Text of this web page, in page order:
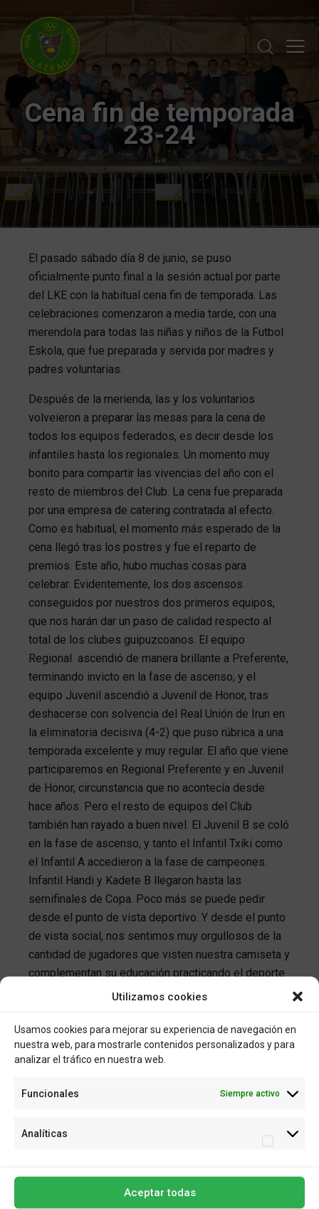
Utilizamos cookies
Usamos cookies para mejorar su experiencia de navegación en
nuestra web, para mostrarle contenidos personalizados y para
analizar el tráfico en nuestra web.
Funcionales Siempre activo
Analíticas
Aceptar todas
Cena fin de temporada
23-24
El pasado sábado día 8 de junio, se puso
oficialmente punto final a la sesión actual por parte
del LKE con la habitual cena fin de temporada. Las
celebraciones comenzaron a media tarde, con una
merendola para todas las niñas y niños de la Futbol
Eskola, que fue preparada y servida por madres y
padres voluntarias.
Después de la merienda, las y los voluntarios
volveieron a preparar las mesas para la cena de
todos los equipos federados, es decir desde los
infantiles hasta los regionales. Un momento muy
bonito para compartir las vivencias del año con el
resto de miembros del Club. La cena fue preparada
por una empresa de catering contratada al efecto.
Como es habitual, el momento más esperado de la
cena llegó tras los postres y fue el reparto de
premios. Este año, hubo muchas cosas para
celebrar. Evidentemente, los dos ascensos
conseguidos por nuestros dos primeros equipos,
que nos harán dar un paso de calidad respecto al
total de los clubes guipuzcoanos. El equipo
Regional ascendió de manera brillante a Preferente,
terminando invicto en la fase de ascenso, y el
equipo Juvenil ascendió a Juvenil de Honor, tras
deshacerse con solvencia del Real Unión de Irun en
la eliminatoria decisiva (4-2) que puso rúbrica a una
temporada excelente y muy regular. El año que viene
participaremos en Regional Preferente y en Juvenil
de Honor, circunstancia que no acontecía desde
hace años. Pero el resto de equipos del Club
también han rayado a buen nivel. El Juvenil B se coló
en la fase de ascenso, y tanto el Infantil Txiki como
el Infantil A accedieron a la fase de campeones.
Infantil Handi y Kadete B llegaron hasta las
semifinales de Copa. Poco más se puede pedir
desde el punto de vista deportivo. Y desde el punto
de vista social, nos sentimos muy orgullosos de la
cantidad de jugadores que visten nuestra camiseta y
complementan su educación practicando el deporte
Asamblea de socios
Temporada